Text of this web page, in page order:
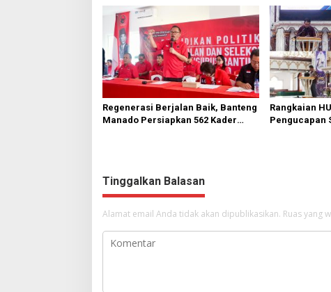
Regenerasi Berjalan Baik, Banteng
Manado Persiapkan 562 Kader
Rangkaian
Pengucapan
Tinggalkan Balasan
Alamat email Anda tidak akan dipublikasikan. Ruas yang